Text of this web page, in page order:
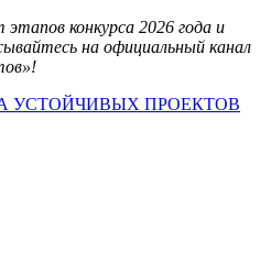
конкурса 2026 года и
на официальный канал
УСТОЙЧИВЫХ ПРОЕКТОВ